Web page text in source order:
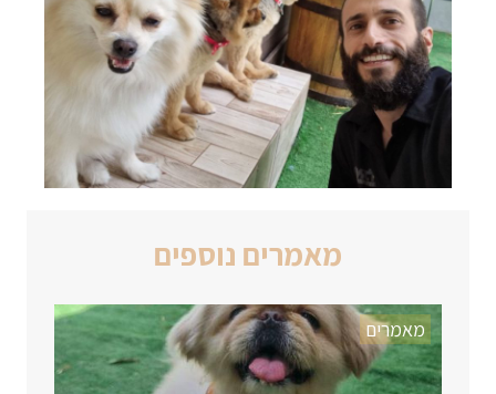
מאמרים נוספים
מאמרים